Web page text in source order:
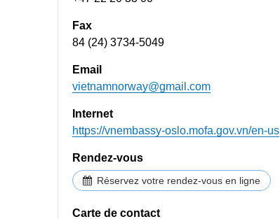
Fax
84 (24) 3734-5049
Email
vietnamnorway@gmail.com
Internet
https://vnembassy-oslo.mofa.gov.vn/en-us
Rendez-vous
Réservez votre rendez-vous en ligne
Carte de contact